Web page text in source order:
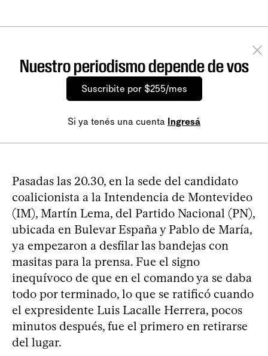
Nuestro periodismo depende de vos
Suscribite por $255/mes
Si ya tenés una cuenta Ingresá
Pasadas las 20.30, en la sede del candidato
coalicionista a la Intendencia de Montevideo
(IM), Martín Lema, del Partido Nacional (PN),
ubicada en Bulevar España y Pablo de María,
ya empezaron a desfilar las bandejas con
masitas para la prensa. Fue el signo
inequívoco de que en el comando ya se daba
todo por terminado, lo que se ratificó cuando
el expresidente Luis Lacalle Herrera, pocos
minutos después, fue el primero en retirarse
del lugar.